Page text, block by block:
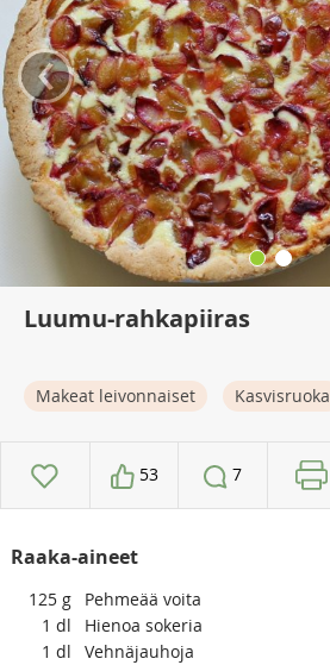
‹
Luumu-rahkapiiras
Makeat leivonnaiset Kasvisruoka
53 7
Raaka-aineet
125 g
Pehmeää voita
1 dl
Hienoa sokeria
1 dl
Vehnäjauhoja